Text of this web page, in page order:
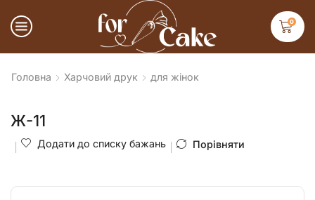
0
Головна Харчовий друк для жінок
Ж-11
Додати до списку бажань Порівняти